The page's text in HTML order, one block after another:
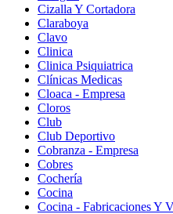
Cizalla Y Cortadora
Claraboya
Clavo
Clinica
Clinica Psiquiatrica
Clínicas Medicas
Cloaca - Empresa
Cloros
Club
Club Deportivo
Cobranza - Empresa
Cobres
Cochería
Cocina
Cocina - Fabricaciones Y